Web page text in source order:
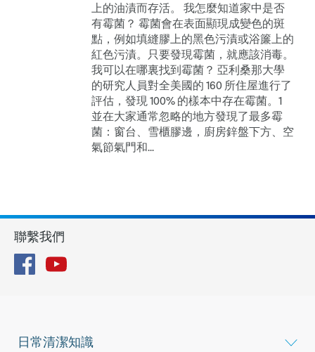
上的油漬而存活。 我怎麼知道家中是否
有霉菌？ 霉菌會在表面顯現成變色的斑
點，例如填縫膠上的黑色污漬或浴簾上的
紅色污漬。只要發現霉菌，就應該消毒。
我可以在哪裏找到霉菌？ 亞利桑那大學
的研究人員對全美國的 160 所住屋進行了
評估，發現 100% 的樣本中存在霉菌。1
並在大家通常忽略的地方發現了最多霉
菌：窗台、雪櫃膠邊，廚房鋅盤下方、空
氣節氣門和...
日常清潔知識
聯繫我們
FacebookYouTube